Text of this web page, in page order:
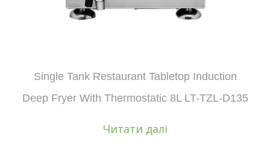
Single Tank Restaurant Tabletop Induction
Deep Fryer With Thermostatic 8L LT-TZL-D135
Читати далі